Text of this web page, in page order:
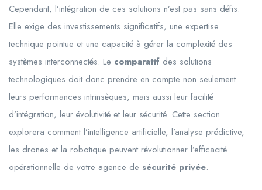
Cependant, l’intégration de ces solutions n’est pas sans défis.
Elle exige des investissements significatifs, une expertise
technique pointue et une capacité à gérer la complexité des
systèmes interconnectés. Le comparatif des solutions
technologiques doit donc prendre en compte non seulement
leurs performances intrinsèques, mais aussi leur facilité
d’intégration, leur évolutivité et leur sécurité. Cette section
explorera comment l’intelligence artificielle, l’analyse prédictive,
les drones et la robotique peuvent révolutionner l’efficacité
opérationnelle de votre agence de sécurité privée.